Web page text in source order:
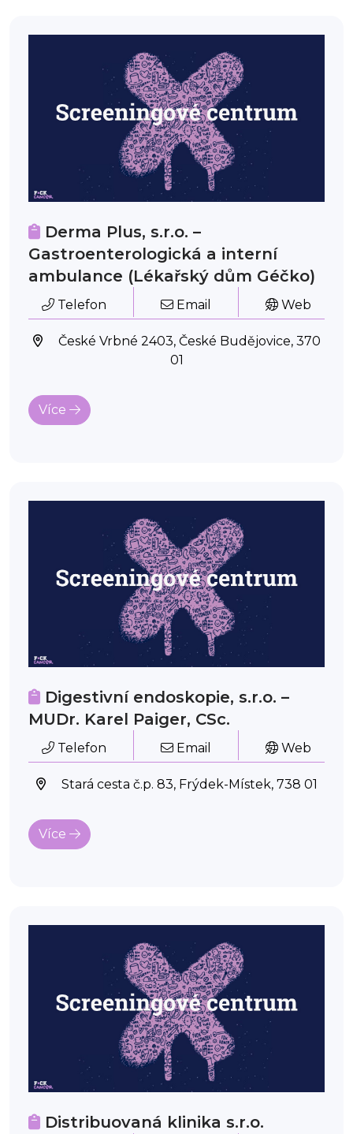
Derma Plus, s.r.o. –
Gastroenterologická a interní
ambulance (Lékařský dům Géčko)
Telefon Email Web
České Vrbné 2403, České Budějovice, 370
01
Více
Digestivní endoskopie, s.r.o. –
MUDr. Karel Paiger, CSc.
Telefon Email Web
Stará cesta č.p. 83, Frýdek-Místek, 738 01
Více
Distribuovaná klinika s.r.o.